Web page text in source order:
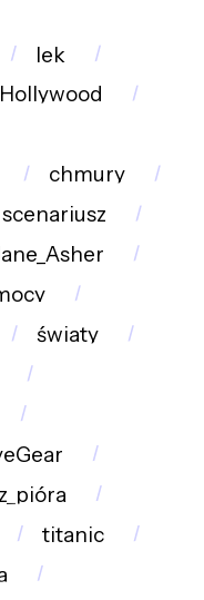
lek
chmury
scenariusz
światy
titanic